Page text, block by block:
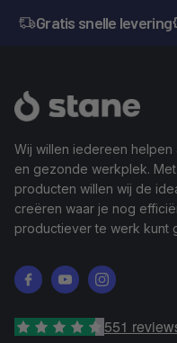
Gratis snelle levering
Wij willen iedereen
en gezonde werkplek.
producten willen wij de
creëren waar je nog
productiever te werk kunt
FacebookYouTubeInstagram
551